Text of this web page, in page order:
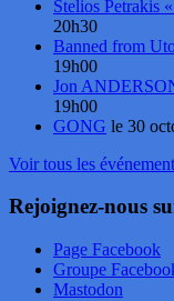
Stelios Petrakis
20h30
Banned from
19h00
Jon
19h00
GONG le 30
Voir tous les
Rejoignez-nous
Page Facebook
Groupe
Mastodon